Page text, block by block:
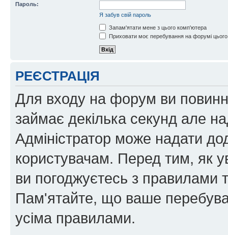
Пароль:
Я забув свій пароль
Запам'ятати мене з цього комп'ютера
Приховати моє перебування на форумі
РЕЄСТРАЦІЯ
Для входу на форум ви
займає декілька секунд але
Адміністратор може надати
користувачам. Перед тим, як
ви погоджуєтесь з правилами
Пам'ятайте, що ваше
усіма правилами.